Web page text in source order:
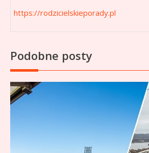
https://rodzicielskieporady.pl
Podobne posty